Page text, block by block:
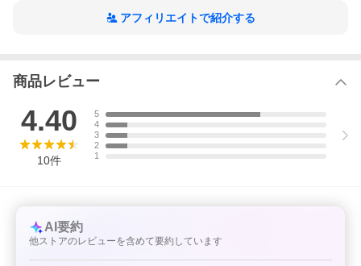
アフィリエイトで紹介する
商品レビュー
4.40
10件
5
4
3
2
1
AI要約
他ストアのレビューを含めて要約しています